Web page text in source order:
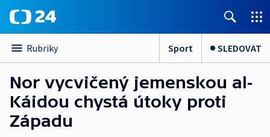
Rubriky Sport SLEDOVAT
Nor vycvičený jemenskou al-
Káidou chystá útoky proti
Západu